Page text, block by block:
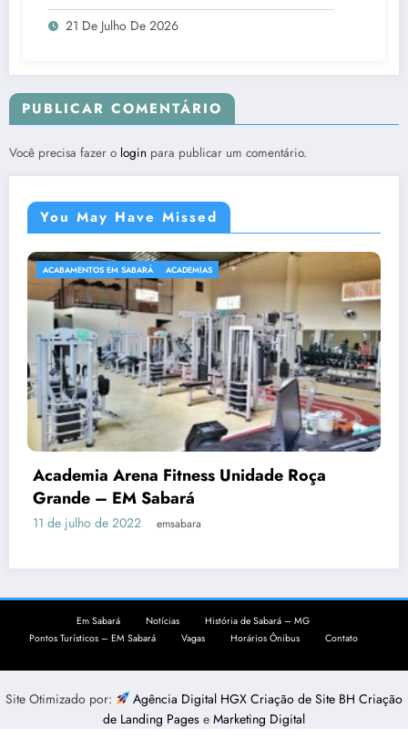
21 De Julho De 2026
PUBLICAR COMENTÁRIO
Você precisa fazer o login para publicar um comentário.
You May Have Missed
ACABAMENTOS EM SABARÁ ACADEMIAS
Academia Arena Fitness Unidade Roça
Grande – EM Sabará
11 de julho de 2022 emsabara
História de Sabará – MG
Vagas
Site Otimizado por: Agência Digital HGX Criação de Site BH Criação
de Landing Pages e Marketing Digital